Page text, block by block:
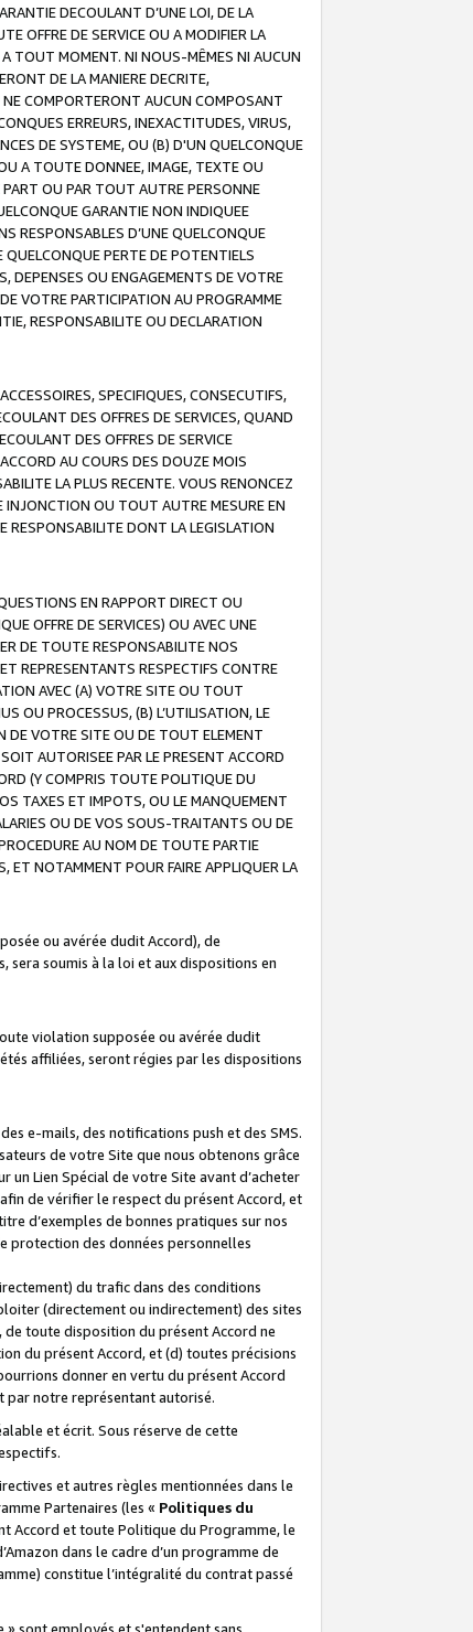
DECOULANT D’UNE LOI, DE LA
OFFRE DE SERVICE OU A MODIFIER LA
A TOUT MOMENT. NI NOUS-MÊMES NI AUCUN
DE LA MANIERE DECRITE,
NE COMPORTERONT AUCUN COMPOSANT
ERREURS, INEXACTITUDES, VIRUS,
DE SYSTEME, OU (B) D'UN QUELCONQUE
A TOUTE DONNEE, IMAGE, TEXTE OU
OU PAR TOUT AUTRE PERSONNE
GARANTIE NON INDIQUEE
RESPONSABLES D’UNE QUELCONQUE
PERTE DE POTENTIELS
DEPENSES OU ENGAGEMENTS DE VOTRE
VOTRE PARTICIPATION AU PROGRAMME
RESPONSABILITE OU DECLARATION
SPECIFIQUES, CONSECUTIFS,
DES OFFRES DE SERVICES, QUAND
DES OFFRES DE SERVICE
AU COURS DES DOUZE MOIS
LA PLUS RECENTE. VOUS RENONCEZ
INJONCTION OU TOUT AUTRE MESURE EN
RESPONSABILITE DONT LA LEGISLATION
EN RAPPORT DIRECT OU
OFFRE DE SERVICES) OU AVEC UNE
DE TOUTE RESPONSABILITE NOS
REPRESENTANTS RESPECTIFS CONTRE
AVEC (A) VOTRE SITE OU TOUT
OU PROCESSUS, (B) L’UTILISATION, LE
DE VOTRE SITE OU DE TOUT ELEMENT
AUTORISEE PAR LE PRESENT ACCORD
(Y COMPRIS TOUTE POLITIQUE DU
TAXES ET IMPOTS, OU LE MANQUEMENT
OU DE VOS SOUS-TRAITANTS OU DE
AU NOM DE TOUTE PARTIE
ET NOTAMMENT POUR FAIRE APPLIQUER LA
ou avérée dudit Accord), de
sera soumis à la loi et aux dispositions en
violation supposée ou avérée dudit
affiliées, seront régies par les dispositions
e-mails, des notifications push et des SMS.
de votre Site que nous obtenons grâce
un Lien Spécial de votre Site avant d’acheter
de vérifier le respect du présent Accord, et
d’exemples de bonnes pratiques sur nos
protection des données personnelles
du trafic dans des conditions
(directement ou indirectement) des sites
toute disposition du présent Accord ne
du présent Accord, et (d) toutes précisions
donner en vertu du présent Accord
par notre représentant autorisé.
et écrit. Sous réserve de cette
et autres règles mentionnées dans le
Partenaires (les « Politiques du
Accord et toute Politique du Programme, le
dans le cadre d’un programme de
constitue l’intégralité du contrat passé